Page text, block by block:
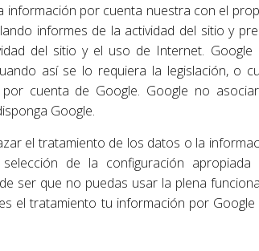
información por cuenta nuestra con el
informes de la actividad del sitio y
del sitio y el uso de Internet. Google
así se lo requiera la legislación, o
cuenta de Google. Google no
Google.
el tratamiento de los datos o la
de la configuración apropiada
ser que no puedas usar la plena
el tratamiento tu información por